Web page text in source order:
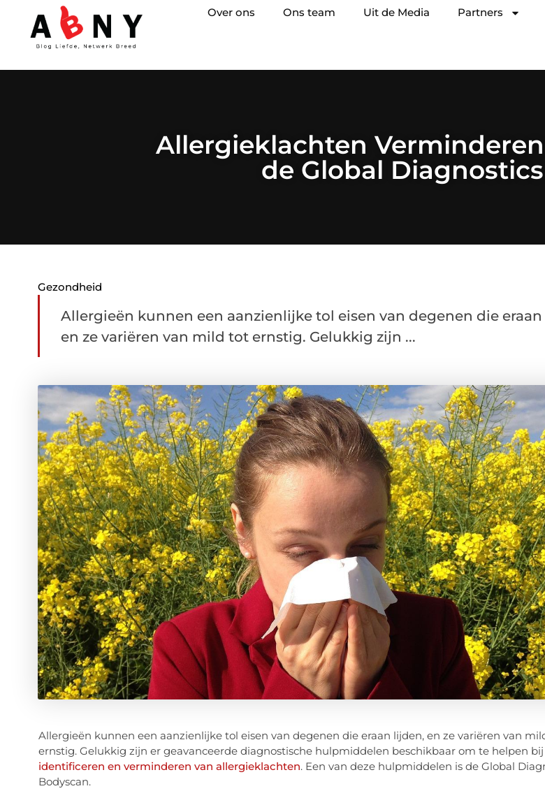
Over ons Ons team Uit de Media Partners
Allergieklachten
de Global
Gezondheid
Allergieën kunnen een aanzienlijke tol eisen van degenen die
en ze variëren van mild tot ernstig. Gelukkig zijn ...
Allergieën kunnen een aanzienlijke tol eisen van degenen die eraan lijden, en ze variëren van
ernstig. Gelukkig zijn er geavanceerde diagnostische hulpmiddelen beschikbaar om te helpen
identificeren en verminderen van allergieklachten. Een van deze hulpmiddelen is de Global
Bodyscan.